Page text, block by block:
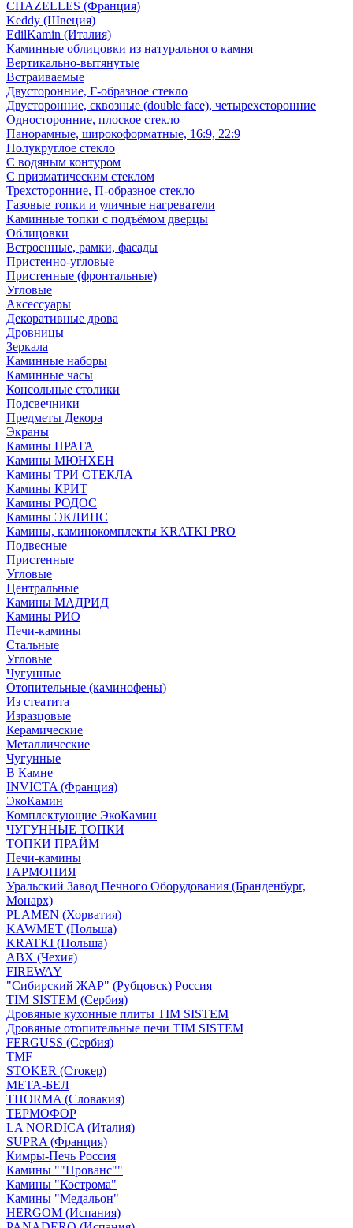
CHAZELLES (Франция)
Keddy (Швеция)
EdilKamin (Италия)
Каминные облицовки из натурального камня
Вертикально-вытянутые
Встраиваемые
Двусторонние, Г-образное стекло
Двусторонние, сквозные (double face), четырехсторонние
Односторонние, плоское стекло
Панорамные, широкоформатные, 16:9, 22:9
Полукруглое стекло
С водяным контуром
С призматическим стеклом
Трехсторонние, П-образное стекло
Газовые топки и уличные нагреватели
Каминные топки с подъёмом дверцы
Облицовки
Встроенные, рамки, фасады
Пристенно-угловые
Пристенные (фронтальные)
Угловые
Аксессуары
Декоративные дрова
Дровницы
Зеркала
Каминные наборы
Каминные часы
Консольные столики
Подсвечники
Предметы Декора
Экраны
Камины ПРАГА
Камины МЮНХЕН
Камины ТРИ СТЕКЛА
Камины КРИТ
Камины РОДОС
Камины ЭКЛИПС
Камины, каминокомплекты KRATKI PRO
Подвесные
Пристенные
Угловые
Центральные
Камины МАДРИД
Камины РИО
Печи-камины
Стальные
Угловые
Чугунные
Отопительные (каминофены)
Из стеатита
Изразцовые
Керамические
Металлические
Чугунные
В Камне
INVICTA (Франция)
ЭкоКамин
Комплектующие ЭкоКамин
ЧУГУННЫЕ ТОПКИ
ТОПКИ ПРАЙМ
Печи-камины
ГАРМОНИЯ
Уральский Завод Печного Оборудования (Бранденбург,
Монарх)
PLAMEN (Хорватия)
KAWMET (Польша)
KRATKI (Польша)
ABX (Чехия)
FIREWAY
"Сибирский ЖАР" (Рубцовск) Россия
TIM SISTEM (Сербия)
Дровяные кухонные плиты TIM SISTEM
Дровяные отопительные печи TIM SISTEM
FERGUSS (Сербия)
TMF
STOKER (Стокер)
МЕТА-БЕЛ
THORMA (Словакия)
ТЕРМОФОР
LA NORDICA (Италия)
SUPRA (Франция)
Кимры-Печь Россия
Камины ""Прованс""
Камины "Кострома"
Камины "Медальон"
HERGOM (Испания)